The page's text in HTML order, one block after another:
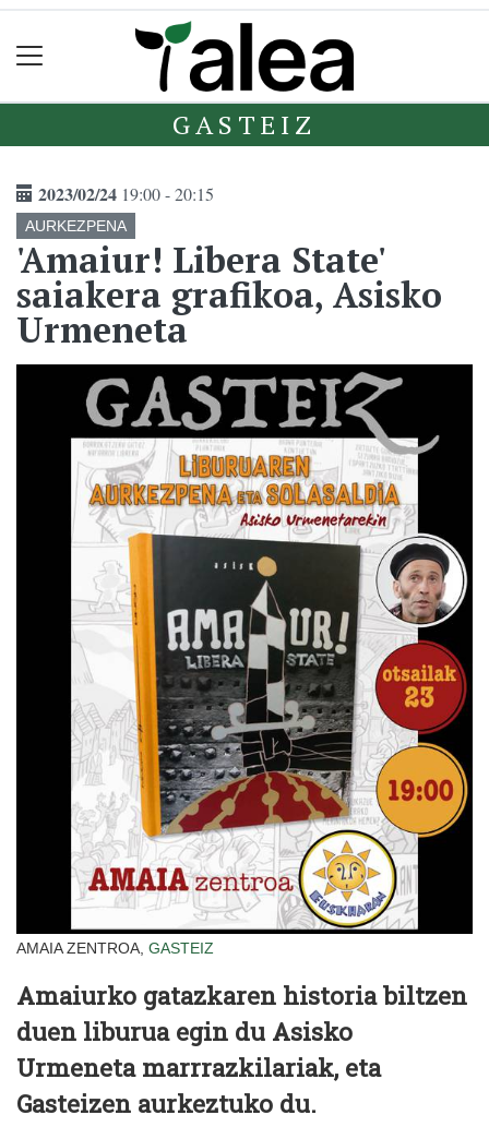
GASTEIZ
2023/02/24 19:00 - 20:15
AURKEZPENA
'Amaiur! Libera State'
saiakera grafikoa, Asisko
Urmeneta
AMAIA ZENTROA, GASTEIZ
Amaiurko gatazkaren historia biltzen
duen liburua egin du Asisko
Urmeneta marrrazkilariak, eta
Gasteizen aurkeztuko du.